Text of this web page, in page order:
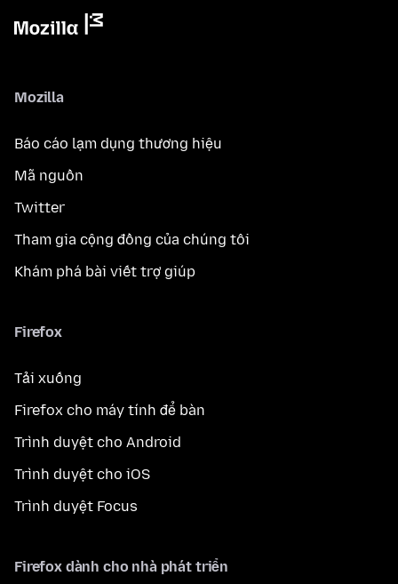
Mozilla
Báo cáo lạm dụng thương hiệu
Mã nguồn
Twitter
Tham gia cộng đồng của chúng tôi
Khám phá bài viết trợ giúp
Firefox
Tải xuống
Firefox cho máy tính để bàn
Trình duyệt cho Android
Trình duyệt cho iOS
Trình duyệt Focus
Firefox dành cho nhà phát triển